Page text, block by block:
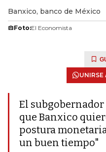
Banxico, banco de México
Foto:El Economista
UNIRSE
El
que Banxico
postura
un buen tiempo"